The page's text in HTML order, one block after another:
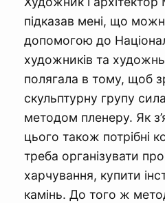
підказав мені, що
допомогою до
художників та
полягала в тому, щоб
скульптурну групу
методом пленеру. Як
цього також потрібні
треба організувати
харчування, купити
камінь. До того ж